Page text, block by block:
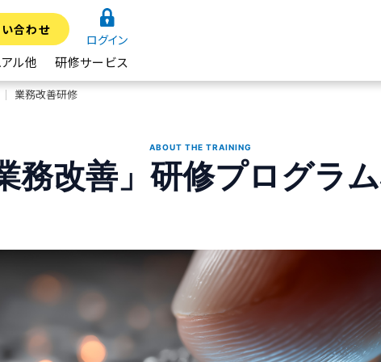
ル他 研修サービス
合わせ
ログイン
業務改善研修
ABOUT THE TRAINING
務改善」研修プログラ